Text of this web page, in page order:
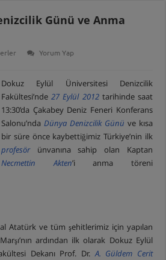
Günü ve Anma
Yorum Yap
Dokuz Eylül Üniversitesi Denizcilik
Fakültesi’nde27 Eylül 2012tarihinde saat
13:30’da Çakabey Deniz Feneri Konferans
Salonu’ndaDünya Denizcilik Günü ve kısa
bir süre önce kaybettiğimiz Türkiye’nin ilk
profesörünvanına sahip olan Kaptan
Necmettin Akten’i anma töreni
Atatürk ve tüm şehitlerimiz için yapılan
ardından ilk olarak Dokuz Eylül
Dekanı Prof. Dr.A. Güldem Cerit